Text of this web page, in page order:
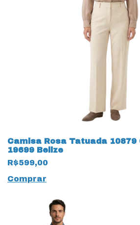
Camisa Rosa Tatuada 10879
19699 Belize
R$599,00
Comprar